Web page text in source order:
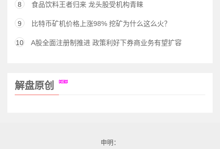
8 食品饮料王者归来 龙头股受机构青睐
9 比特币矿机价格上涨98% 挖矿为什么这么火？
10 A股全面注册制推进 政策利好下券商业务有望扩容
解盘原创
申明：